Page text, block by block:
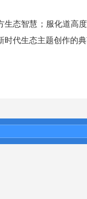
态智慧；服化道
代生态主题创作的典